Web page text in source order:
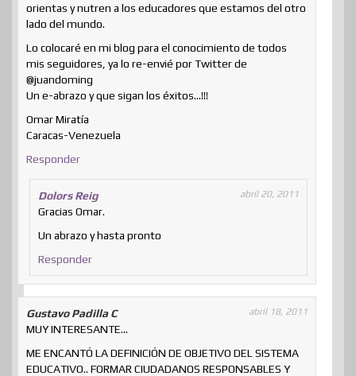
orientas y nutren a los educadores que estamos del otro
lado del mundo.
Lo colocaré en mi blog para el conocimiento de todos
mis seguidores, ya lo re-envié por Twitter de
@juandoming
Un e-abrazo y que sigan los éxitos…!!!
Omar Miratía
Caracas-Venezuela
Responder
Dolors Reig abril 20, 2011
Gracias Omar.
Un abrazo y hasta pronto
Responder
Gustavo Padilla C abril 18, 2011
MUY INTERESANTE…
ME ENCANTÓ LA DEFINICIÓN DE OBJETIVO DEL SISTEMA
EDUCATIVO.. FORMAR CIUDADANOS RESPONSABLES Y